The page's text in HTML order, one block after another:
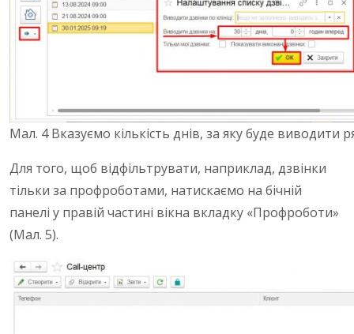
Мал. 4 Вказуємо кількість днів, за яку буде виводити
Для того, щоб відфільтрувати, наприклад, дзвінки
тільки за профроботами, натискаємо на бічній
панелі у правій частині вікна вкладку «Профроботи»
(Мал. 5).